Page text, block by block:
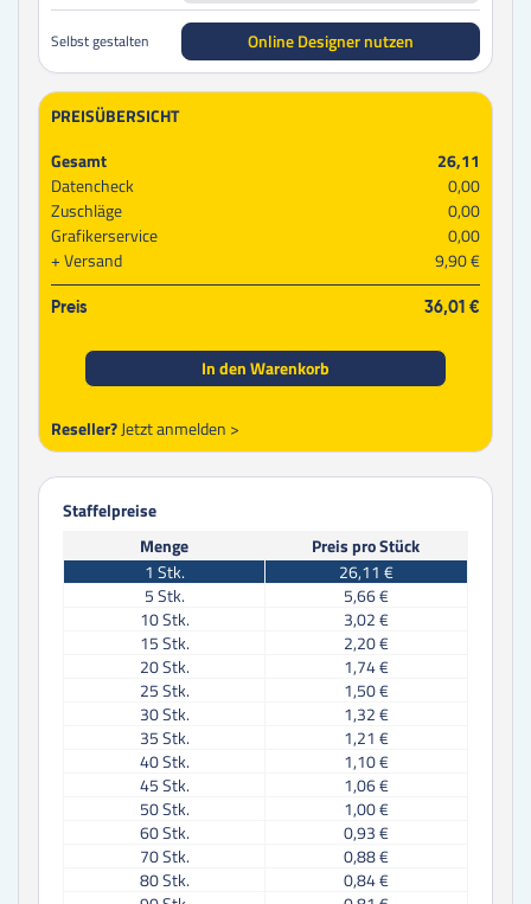
Selbst gestalten Online Designer nutzen
PREISÜBERSICHT
Gesamt
26,11
Datencheck
0,00
Zuschläge
0,00
Grafikerservice
0,00
Versand
9,90 €
Preis 36,01 €
In den Warenkorb
Reseller?Jetzt anmelden >
Staffelpreise
Menge
Preis pro Stück
1 Stk.
26,11 €
5Stk.
5,66 €
10Stk.
3,02 €
15Stk.
2,20 €
20Stk.
1,74 €
25Stk.
1,50 €
30Stk.
1,32 €
35Stk.
1,21 €
40Stk.
1,10 €
45Stk.
1,06 €
50Stk.
1,00 €
60Stk.
0,93 €
70Stk.
0,88 €
80Stk.
0,84 €